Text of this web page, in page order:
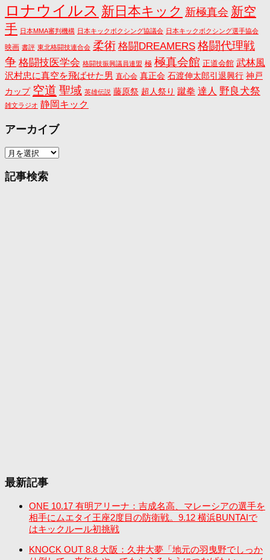
ロナウイルス 新日本キック 新極真会 新空
手 日本MMA審判機構 日本キックボクシング協議会 日本キックボクシング選手協会
映画 書評 東北格闘技連合会 柔術 格闘DREAMERS 格闘代理戦
争 格闘技医学会 格闘技振興議員連盟 極 極真会館 正道会館 武林風
沢村忠に真空を飛ばせた男 直心会 真正会 石渡伸太郎引退興行 神戸
カップ 空道 聖域 英雄伝説 藤原祭 超人祭り 蹴拳 達人 野良犬祭
雑文ラジオ 静岡キック
アーカイブ
ア
カ
記事検索
最新記事
ONE 10.17 有明アリーナ：吉成名高、マレーシアの選手を
相手にムエタイ王座2度目の防衛戦。9.12 横浜BUNTAIで
はキックルール初挑戦
KNOCK OUT 8.8 大阪：久井大夢「地元の羽曳野でしっか